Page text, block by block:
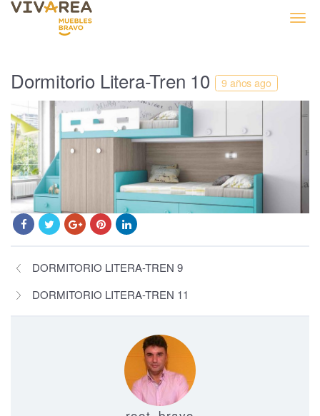
Dormitorio Litera-Tren 10 9 años ago
DORMITORIO LITERA-TREN 9
DORMITORIO LITERA-TREN 11